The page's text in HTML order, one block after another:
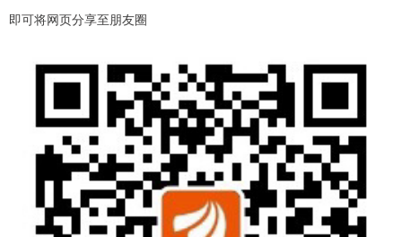
即可将网页分享至朋友圈